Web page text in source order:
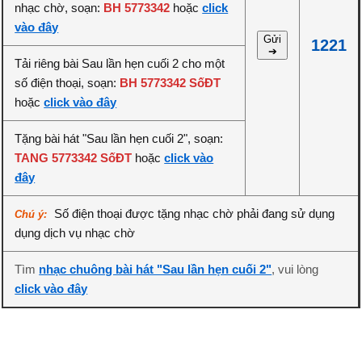
Gửi
➔
1221
nhạc chờ, soạn: BH 5773342 hoặcclick
vào đây
Tải riêng bài Sau lần hẹn cuối 2 cho một
số điện thoại, soạn: BH 5773342 SốĐT
hoặcclick vào đây
Tặng bài hát "Sau lần hẹn cuối 2", soạn:
TANG 5773342 SốĐT hoặcclick vào
đây
Chú ý:
Số điện thoại được tặng nhạc chờ phải đang sử dụng
dụng dịch vụ nhạc chờ
Tìm nhạc chuông bài hát "Sau lần hẹn cuối 2", vui lòng
click vào đây